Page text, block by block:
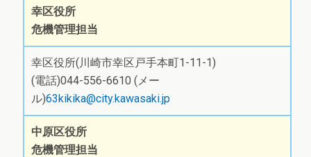
幸区役所
危機管理担当
幸区役所(川崎市幸区戸手本町1-11-1)
(電話)044-556-6610 (メー
ル)63kikika@city.kawasaki.jp
中原区役所
危機管理担当